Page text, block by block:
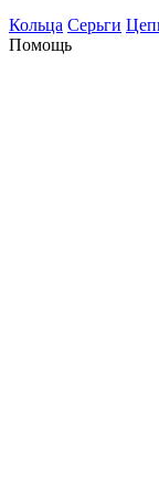
Кольца Серьги
Помощь